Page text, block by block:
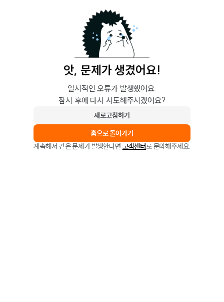
앗, 문제가 생겼어요!
일시적인 오류가 발생했어요.
잠시 후에 다시 시도해주시겠어요?
새로고침하기
홈으로 돌아가기
계속해서 같은 문제가 발생한다면 고객센터로 문의해주세요.